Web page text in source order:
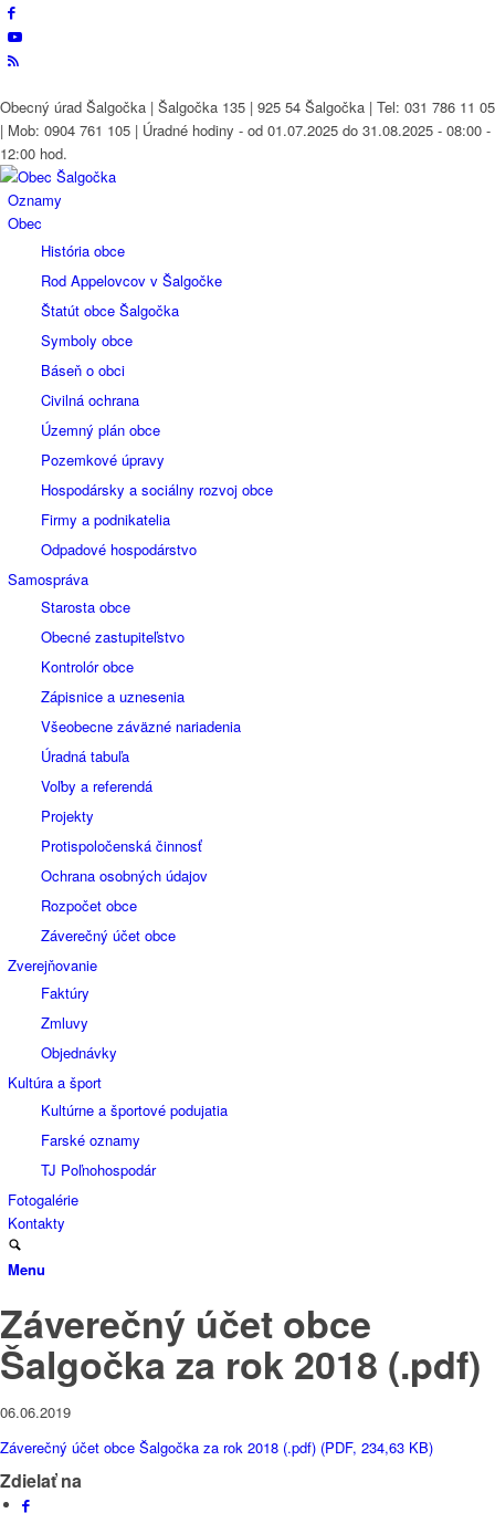
Obecný úrad Šalgočka | Šalgočka 135 | 925 54 Šalgočka | Tel: 031 786 11 05
| Mob: 0904 761 105 | Úradné hodiny - od 01.07.2025 do 31.08.2025 - 08:00 -
12:00 hod.
Oznamy
Obec
História obce
Rod Appelovcov v Šalgočke
Štatút obce Šalgočka
Symboly obce
Báseň o obci
Civilná ochrana
Územný plán obce
Pozemkové úpravy
Hospodársky a sociálny rozvoj obce
Firmy a podnikatelia
Odpadové hospodárstvo
Samospráva
Starosta obce
Obecné zastupiteľstvo
Kontrolór obce
Zápisnice a uznesenia
Všeobecne záväzné nariadenia
Úradná tabuľa
Voľby a referendá
Projekty
Protispoločenská činnosť
Ochrana osobných údajov
Rozpočet obce
Záverečný účet obce
Zverejňovanie
Faktúry
Zmluvy
Objednávky
Kultúra a šport
Kultúrne a športové podujatia
Farské oznamy
TJ Poľnohospodár
Fotogalérie
Kontakty
Menu
Záverečný účet obce
Šalgočka za rok 2018 (.pdf)
06.06.2019
Záverečný účet obce Šalgočka za rok 2018 (.pdf) (PDF, 234,63 KB)
Zdielať na